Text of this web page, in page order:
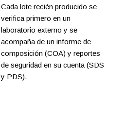
Cada lote recién producido se
verifica primero en un
laboratorio externo y se
acompaña de un informe de
composición (COA) y reportes
de seguridad en su cuenta (SDS
y PDS).